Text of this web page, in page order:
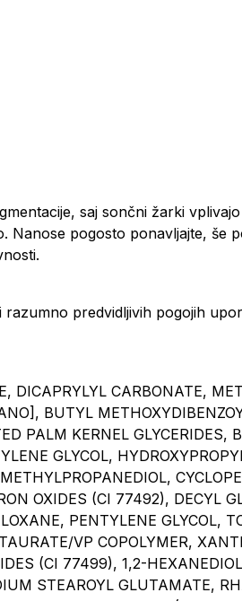
saj sončni žarki
Nanose pogosto ponavljajte, še
predvidljivih pogojih
DICAPRYLYL CARBONATE,
BUTYL
PALM KERNEL GLYCERIDES,
GLYCOL,
OXIDES (CI 77492), DECYL
PENTYLENE GLYCOL,
VP COPOLYMER,
(CI 77499), 1,2-
STEAROYL GLUTAMATE,
GLABRA